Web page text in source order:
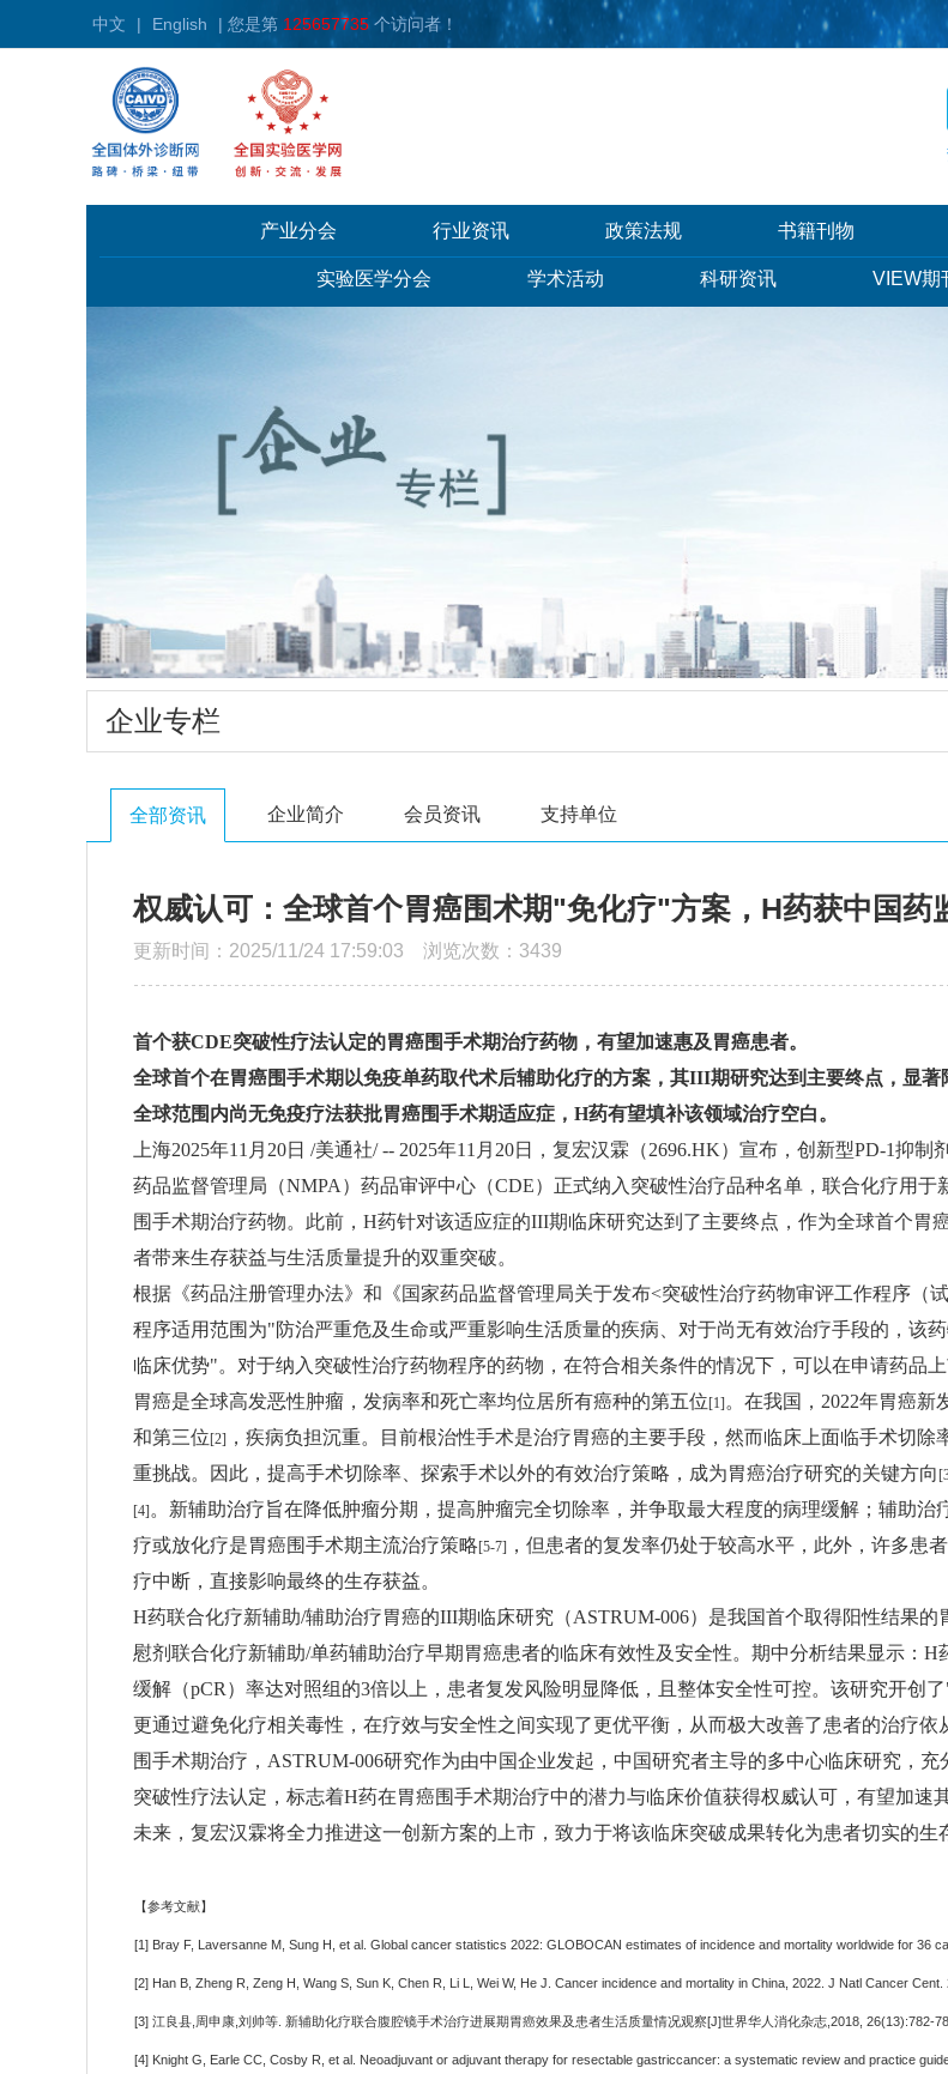
中文 | English | 您是第 125657735 个访问者！
产业分会 行业资讯 政策法规 书籍刊物
实验医学分会 学术活动 科研资讯 VIEW期
企业专栏
全部资讯 企业简介 会员资讯 支持单位
权威认可：全球首个胃癌围术期"免化疗"方案，H药获中国药
更新时间：2025/11/24 17:59:03 浏览次数：3439
首个获CDE突破性疗法认定的胃癌围手术期治疗药物，有望加速惠及胃癌患者。
全球首个在胃癌围手术期以免疫单药取代术后辅助化疗的方案，其III期研究达到主要终点，显著
全球范围内尚无免疫疗法获批胃癌围手术期适应症， H药有望填补该领域治疗空白。
上海2025年11月20日 /美通社/ -- 2025年11月20日，复宏汉霖（2696.HK）宣布，创新型PD-1抑制
药品监督管理局（NMPA）药品审评中心（CDE）正式纳入突破性治疗品种名单，联合化疗用
围手术期治疗药物。此前，H药针对该适应症的III期临床研究达到了主要终点，作为全球首个胃
者带来生存获益与生活质量提升的双重突破。
根据《药品注册管理办法》和《国家药品监督管理局关于发布<突破性治疗药物审评工作程序（
程序适用范围为"防治严重危及生命或严重影响生活质量的疾病、对于尚无有效治疗手段的，该
临床优势"。对于纳入突破性治疗药物程序的药物，在符合相关条件的情况下，可以在申请药品
胃癌是全球高发恶性肿瘤，发病率和死亡率均位居所有癌种的第五位[1] 。在我国，2022年胃癌新
和第三位[2] ，疾病负担沉重。目前根治性手术是治疗胃癌的主要手段，然而临床上面临手术切
重挑战。因此，提高手术切除率、探索手术以外的有效治疗策略，成为胃癌治疗研究的关键方向
[4] 。新辅助治疗旨在降低肿瘤分期，提高肿瘤完全切除率，并争取最大程度的病理缓解；辅助
疗或放化疗是胃癌围手术期主流治疗策略[5-7] ，但患者的复发率仍处于较高水平，此外，许多患
疗中断，直接影响最终的生存获益。
H药联合化疗新辅助/辅助治疗胃癌的III期临床研究（ASTRUM-006）是我国首个取得阳性结果
慰剂联合化疗新辅助/单药辅助治疗早期胃癌患者的临床有效性及安全性。期中分析结果显示：
缓解（pCR）率达对照组的3倍以上，患者复发风险明显降低，且整体安全性可控。该研究开创
更通过避免化疗相关毒性，在疗效与安全性之间实现了更优平衡，从而极大改善了患者的治疗
围手术期治疗，ASTRUM-006研究作为由中国企业发起，中国研究者主导的多中心临床研究，
突破性疗法认定，标志着H药在胃癌围手术期治疗中的潜力与临床价值获得权威认可，有望加速
未来，复宏汉霖将全力推进这一创新方案的上市，致力于将该临床突破成果转化为患者切实的生
【参考文献】
[1] Bray F, Laversanne M, Sung H, et al. Global cancer statistics 2022: GLOBOCAN estimates of incidence and mortality worldwide for 36
[2] Han B, Zheng R, Zeng H, Wang S, Sun K, Chen R, Li L, Wei W, He J. Cancer incidence and mortality in China, 2022. J Natl Cancer Cent.
[3] 江良县,周申康,刘帅等. 新辅助化疗联合腹腔镜手术治疗进展期胃癌效果及患者生活质量情况观察[J]世界华人消化杂志,2018, 26(13):782-
[4] Knight G, Earle CC, Cosby R, et al. Neoadjuvant or adjuvant therapy for resectable gastriccancer: a systematic review and practice